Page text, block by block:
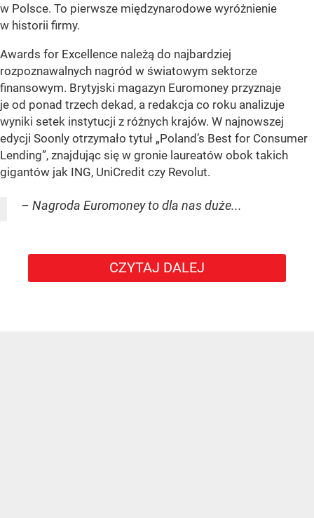
w Polsce. To pierwsze międzynarodowe wyróżnienie
w historii firmy.
Awards for Excellence należą do najbardziej
rozpoznawalnych nagród w światowym sektorze
finansowym. Brytyjski magazyn Euromoney przyznaje
je od ponad trzech dekad, a redakcja co roku analizuje
wyniki setek instytucji z różnych krajów. W najnowszej
edycji Soonly otrzymało tytuł „Poland’s Best for Consumer
Lending”, znajdując się w gronie laureatów obok takich
gigantów jak ING, UniCredit czy Revolut.
– Nagroda Euromoney to dla nas duże...
CZYTAJ DALEJ